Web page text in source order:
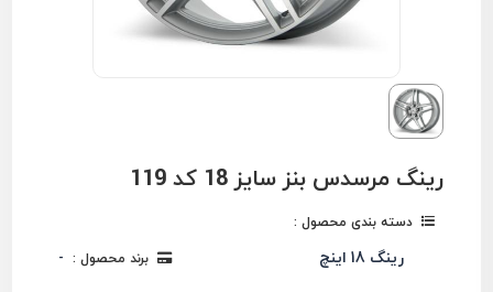
رینگ مرسدس بنز سایز 18 کد 119
دسته بندی محصول :
رینگ 18 اینچ برند محصول : -